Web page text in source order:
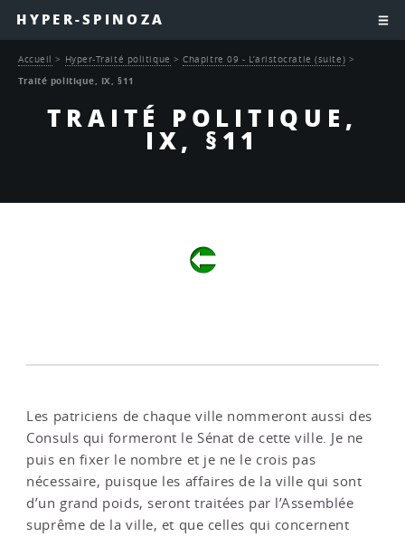
HYPER-SPINOZA
TRAITÉ POLITIQUE,
IX, §11
Accueil > Hyper-Traité politique >Chapitre 09 - L’aristocratie (suite) >
Traité politique, IX, §11
Les patriciens de chaque ville nommeront aussi des
Consuls qui formeront le Sénat de cette ville. Je ne
puis en fixer le nombre et je ne le crois pas
nécessaire, puisque les affaires de la ville qui sont
d’un grand poids, seront traitées par l’Assemblée
suprême de la ville, et que celles qui concernent